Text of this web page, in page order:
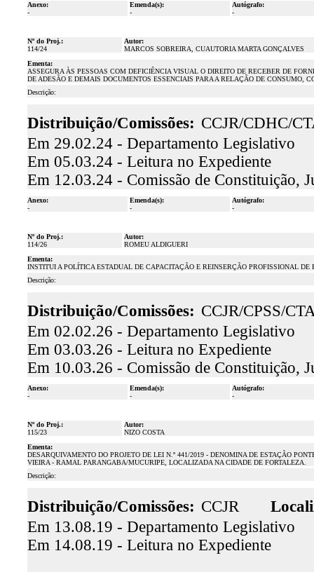
Anexo:
-
Emenda(s):
-
Autógrafo:
-
Nº do Proj.:
114/24
Autor:
MARCOS SOBREIRA, CUAUTORIA MARTA GONÇALVES
Ementa:
ASSEGURA ÀS PESSOAS COM DEFICIÊNCIA VISUAL O DIREITO DE RECEBER DE
DE ADESÃO E DEMAIS DOCUMENTOS ESSENCIAIS PARA A RELAÇÃO DE CONSUMO,
Descrição:
Distribuição/Comissões: CCJR/CDHC/
Em 29.02.24 - Departamento Legislativo
Em 05.03.24 - Leitura no Expediente
Em 12.03.24 - Comissão de Constituição,
Anexo:
-
Emenda(s):
-
Autógrafo:
-
Nº do Proj.:
114/26
Autor:
ROMEU ALDIGUERI
Ementa:
INSTITUI A POLÍTICA ESTADUAL DE CAPACITAÇÃO E REINSERÇÃO PROFISSIONAL
Descrição:
Distribuição/Comissões: CCJR/CPSS/
Em 02.02.26 - Departamento Legislativo
Em 03.03.26 - Leitura no Expediente
Em 10.03.26 - Comissão de Constituição,
Anexo:
-
Emenda(s):
-
Autógrafo:
-
Nº do Proj.:
115/23
Autor:
NIZO COSTA
Ementa:
DESARQUIVAMENTO DO PROJETO DE LEI N.º 441/2019 - DENOMINA DE ESTAÇÃO
VIEIRA - RAMAL PARANGABA/MUCURIPE, LOCALIZADA NA CIDADE DE FORTALEZA.
Descrição:
Distribuição/Comissões: CCJR
Em 13.08.19 - Departamento Legislativo
Em 14.08.19 - Leitura no Expediente